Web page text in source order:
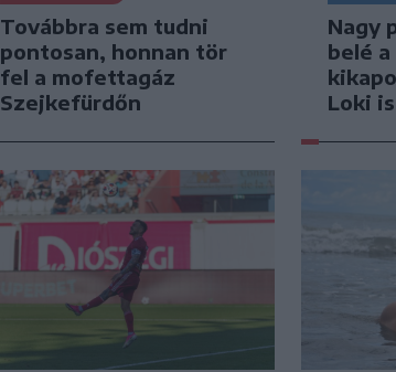
Továbbra sem tudni
pontosan, honnan tör
fel a mofettagáz
Szejkefürdőn
Nagy
belé a
Loki is